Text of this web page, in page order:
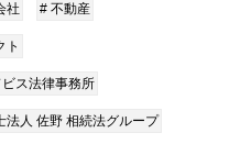
社 # 不動産
ト
ス法律事務所
法人 佐野 相続法グループ